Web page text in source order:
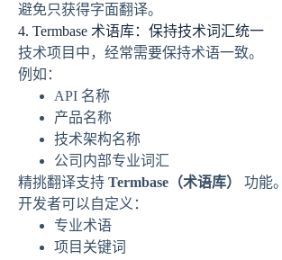
避免只获得字面翻译。
4. Termbase 术语库：保持技术词汇统一
技术项目中，经常需要保持术语一致。
例如：
API 名称
产品名称
技术架构名称
公司内部专业词汇
精挑翻译支持 Termbase（术语库）
功能。
开发者可以自定义：
专业术语
项目关键词